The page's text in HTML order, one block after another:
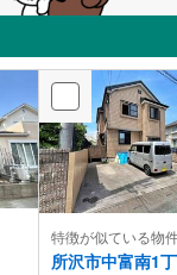
特徴が似ている物
所沢市中富南1